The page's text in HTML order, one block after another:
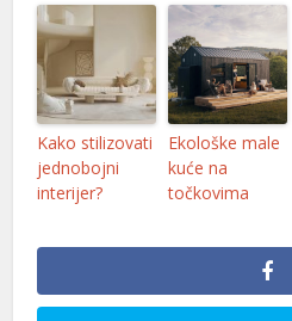
Kako stilizovati
jednobojni
interijer?
Ekološke male
kuće na
točkovima